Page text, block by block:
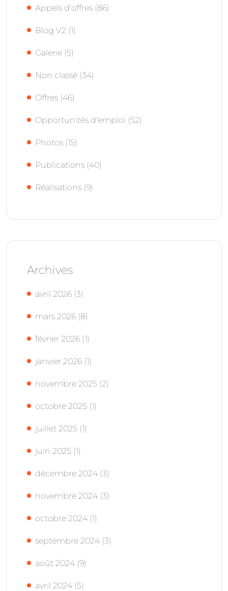
Appels d'offres (86)
Blog V2 (1)
Galerie (5)
Non classé (34)
Offres (46)
Opportunités d'emploi (52)
Photos (15)
Publications (40)
Réalisations (9)
Archives
avril 2026 (3)
mars 2026 (8)
février 2026 (1)
janvier 2026 (1)
novembre 2025 (2)
octobre 2025 (1)
juillet 2025 (1)
juin 2025 (1)
décembre 2024 (3)
novembre 2024 (3)
octobre 2024 (1)
septembre 2024 (3)
août 2024 (9)
avril 2024 (5)